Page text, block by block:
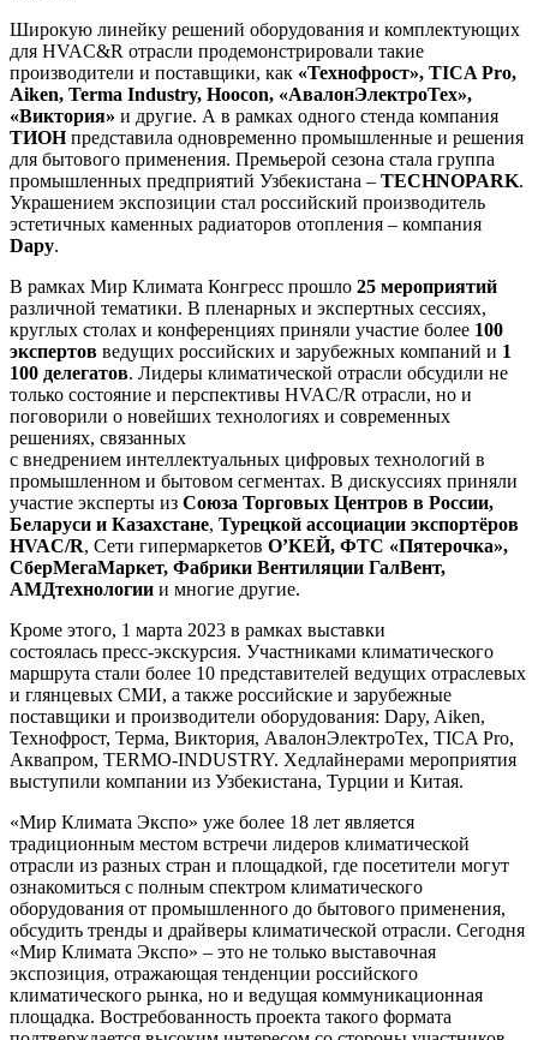
Широкую линейку решений оборудования и комплектующих
для HVAC&R отрасли продемонстрировали такие
производители и поставщики, как «Технофрост», TICA Pro,
Aiken, Terma Industry, Hoocon, «АвалонЭлектроТех»,
«Виктория» и другие. А в рамках одного стенда компания
ТИОНпредставила одновременно промышленные и решения
для бытового применения. Премьерой сезона стала группа
промышленных предприятий Узбекистана – TECHNOPARK.
Украшением экспозиции стал российский производитель
эстетичных каменных радиаторов отопления – компания
Dapy.
В рамках Мир Климата Конгресс прошло 25 мероприятий
различной тематики. В пленарных и экспертных сессиях,
круглых столах и конференциях приняли участие более 100
экспертов ведущих российских и зарубежных компаний и 1
100 делегатов. Лидеры климатической отрасли обсудили не
только состояние и перспективы HVAC/R отрасли, но и
поговорили о новейших технологиях и современных
решениях, связанных
с внедрением интеллектуальных цифровых технологий в
промышленном и бытовом сегментах. В дискуссиях приняли
участие эксперты из Союза Торговых Центров в России,
Беларуси и Казахстане, Турецкой ассоциации экспортёров
HVAC/R, Сети гипермаркетов О’КЕЙ, ФТС «Пятерочка»,
СберМегаМаркет, Фабрики Вентиляции ГалВент,
АМДтехнологии и многие другие.
Кроме этого, 1 марта 2023 в рамках выставки
состоялась пресс-экскурсия. Участниками климатического
маршрута стали более 10 представителей ведущих отраслевых
и глянцевых СМИ, а также российские и зарубежные
поставщики и производители оборудования: Dapy, Aiken,
Технофрост, Терма, Виктория, АвалонЭлектроТех, TICA Pro,
Аквапром, TERMO-INDUSTRY. Хедлайнерами мероприятия
выступили компании из Узбекистана, Турции и Китая.
«Мир Климата Экспо» уже более 18 лет является
традиционным местом встречи лидеров климатической
отрасли из разных стран и площадкой, где посетители могут
ознакомиться с полным спектром климатического
оборудования от промышленного до бытового применения,
обсудить тренды и драйверы климатической отрасли. Сегодня
«Мир Климата Экспо» – это не только выставочная
экспозиция, отражающая тенденции российского
климатического рынка, но и ведущая коммуникационная
площадка. Востребованность проекта такого формата